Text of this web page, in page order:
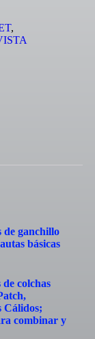
,
de ganchillo
básicas
colchas
Cálidos;
combinar y